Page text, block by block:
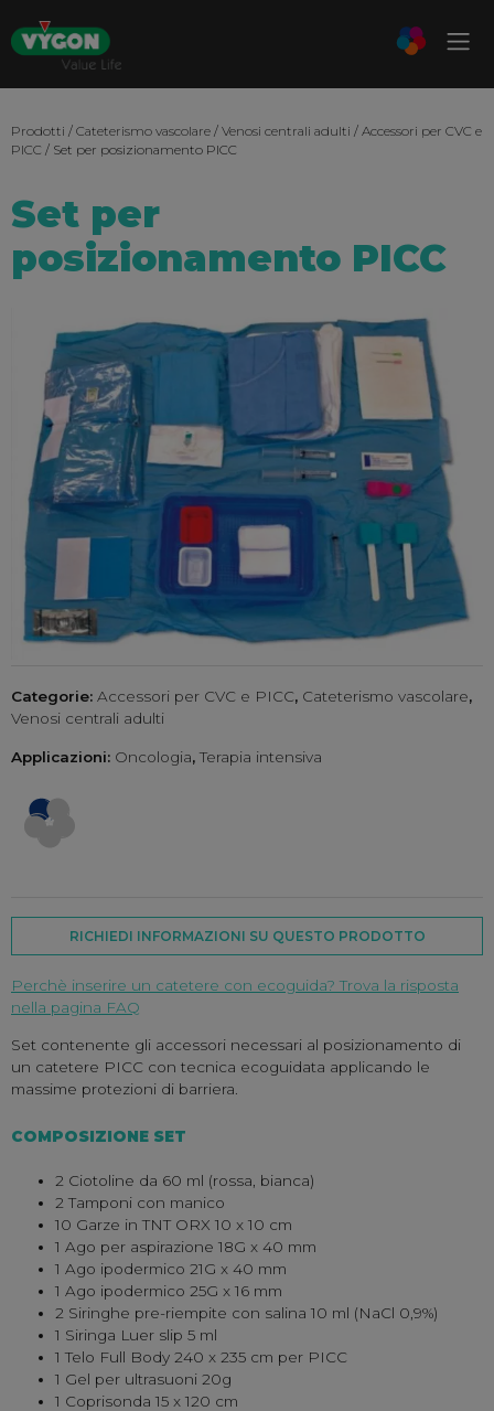
Prodotti / Cateterismo vascolare / Venosi centrali adulti / Accessori per CVC e
PICC / Set per posizionamento PICC
Set per
posizionamento PICC
Categorie: Accessori per CVC e PICC, Cateterismo vascolare,
Venosi centrali adulti
Applicazioni: Oncologia, Terapia intensiva
RICHIEDI INFORMAZIONI SU QUESTO PRODOTTO
Perchè inserire un catetere con ecoguida? Trova la risposta
nella pagina FAQ
Set contenente gli accessori necessari al posizionamento di
un catetere PICC con tecnica ecoguidata applicando le
massime protezioni di barriera.
COMPOSIZIONE SET
2 Ciotoline da 60 ml (rossa, bianca)
2 Tamponi con manico
10 Garze in TNT ORX 10 x 10 cm
1 Ago per aspirazione 18G x 40 mm
1 Ago ipodermico 21G x 40 mm
1 Ago ipodermico 25G x 16 mm
2 Siringhe pre-riempite con salina 10 ml (NaCl 0,9%)
1 Siringa Luer slip 5 ml
1 Telo Full Body 240 x 235 cm per PICC
1 Gel per ultrasuoni 20g
1 Coprisonda 15 x 120 cm